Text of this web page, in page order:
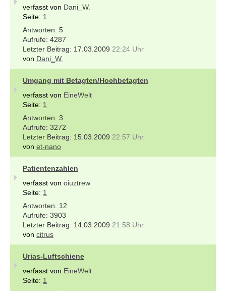
verfasst von Dani_W.
Seite: 1
5
4287
17.03.2009 22:24 Uhr
von Dani_W.
Umgang mit Betagten/Hochbetagten
verfasst von EineWelt
Seite: 1
3
3272
15.03.2009 22:57 Uhr
von et-nano
Patientenzahlen
verfasst von oiuztrew
Seite: 1
12
3903
14.03.2009 21:58 Uhr
von citrus
Urias-Luftschiene
verfasst von EineWelt
Seite: 1